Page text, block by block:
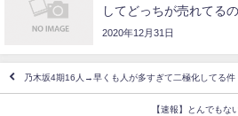
してどっちが売れてる
2020年12月31日
乃木坂4期16人→早くも人が多すぎて二極化してる件
【速報】とんでもな